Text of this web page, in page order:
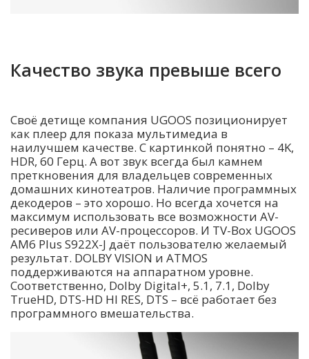
Качество звука превыше всего
Своё детище компания UGOOS позиционирует
как плеер для показа мультимедиа в
наилучшем качестве. С картинкой понятно – 4K,
HDR, 60 Герц. А вот звук всегда был камнем
преткновения для владельцев современных
домашних кинотеатров. Наличие программных
декодеров – это хорошо. Но всегда хочется на
максимум использовать все возможности AV-
ресиверов или AV-процессоров. И TV-Box UGOOS
AM6 Plus S922X-J даёт пользователю желаемый
результат. DOLBY VISION и ATMOS
поддерживаются на аппаратном уровне.
Соответственно, Dolby Digital+, 5.1, 7.1, Dolby
TrueHD, DTS-HD HI RES, DTS – всё работает без
программного вмешательства.